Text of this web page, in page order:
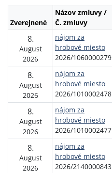
Zverejnené
Názov zmluvy /
Č. zmluvy
8.
August
2026
nájom za
hrobové miesto
2026/1060000279
8.
August
2026
nájom za
hrobové miesto
2026/1010002478
8.
August
2026
nájom za
hrobové miesto
2026/1010002477
8.
August
2026
nájom za
hrobové miesto
2026/2140000843